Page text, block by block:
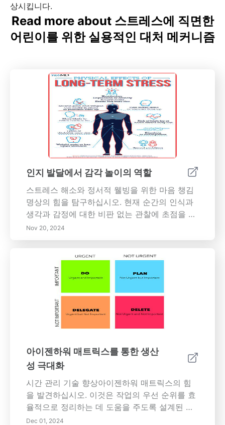
상시킵니다.
Read more about 스트레스에 직면한
어린이를 위한 실용적인 대처 메커니즘
인지 발달에서 감각 놀이의 역할
스트레스 해소와 정서적 웰빙을 위한 마음 챙김
명상의 힘을 탐구하십시오. 현재 순간의 인식과
생각과 감정에 대한 비판 없는 관찰에 초점을 맞
춘 마음 챙김 명상의 변혁적인 힘을 발견하십시
오. 이 종합 가이드는 스트레스 감소, 정서 조절
많은 이점을 깊이 파고듭니다. 당신의 마음 챙김
여정을 시작하기 위한 실용적인 팁, 스트레스를
완화하는 기술, 정기적인 연습이 어떻게 정서적
회복력과 정신적 명료성을 촉진할 수 있는지 배
우십시오. 일상 생활에 마음 챙김을 통합함으로
써 더 깊은 자기 인식을 기르고, 관계를 강화하
신을 강화할 수 있습니다. 마음 챙김 명상을 통해
균형 잡힌 평화로운 삶을 향한 움직임에 동참하
십시오.
Nov 20, 2024
아이젠하워 매트릭스를 통한 생산
성 극대화
시간 관리 기술 향상아이젠하워 매트릭스의 힘
을 발견하십시오. 이것은 작업의 우선 순위를 효
율적으로 정리하는 데 도움을 주도록 설계된 검
증된 프레임워크입니다. 이 도구는 긴급성과 중
Dec 01, 2024